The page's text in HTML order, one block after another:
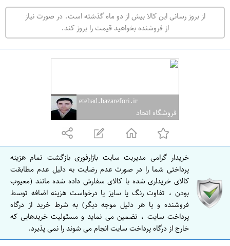
ت
ه
ر
ا
ص
ف
ه
ن
از بروز رسانی این کالا بیش از دو ماه گذشته است. در صورت نیاز
از فروشنده بخواهید قیمت را بروز کند.
etehad.bazarefori.ir
فروشگاه اتحاد
خریدار گرامی مدیریت سایت بازارفوری بازگشت تمام هزینه
پرداختی شما را در صورت عدم رضایت به دلیل عدم مطابقت
کالای خریداری شده با کالای سفارش داده شده مانند (معیوب
بودن ، تفاوت رنگ یا سایز یا درخواست هزینه اضافه توسط
فروشنده و یا هر دلیل موجه دیگر) به شرط خرید از درگاه
پرداخت سایت ، تضمین می نماید و مسئولیت خریدهایی که
خارج از درگاه پرداخت سایت انجام می شوند را نمی پذیرد.